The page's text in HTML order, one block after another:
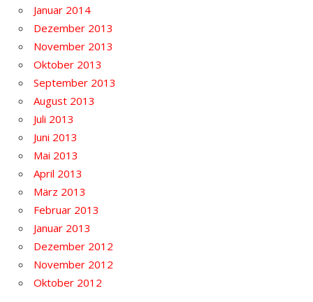
Januar 2014
Dezember 2013
November 2013
Oktober 2013
September 2013
August 2013
Juli 2013
Juni 2013
Mai 2013
April 2013
März 2013
Februar 2013
Januar 2013
Dezember 2012
November 2012
Oktober 2012